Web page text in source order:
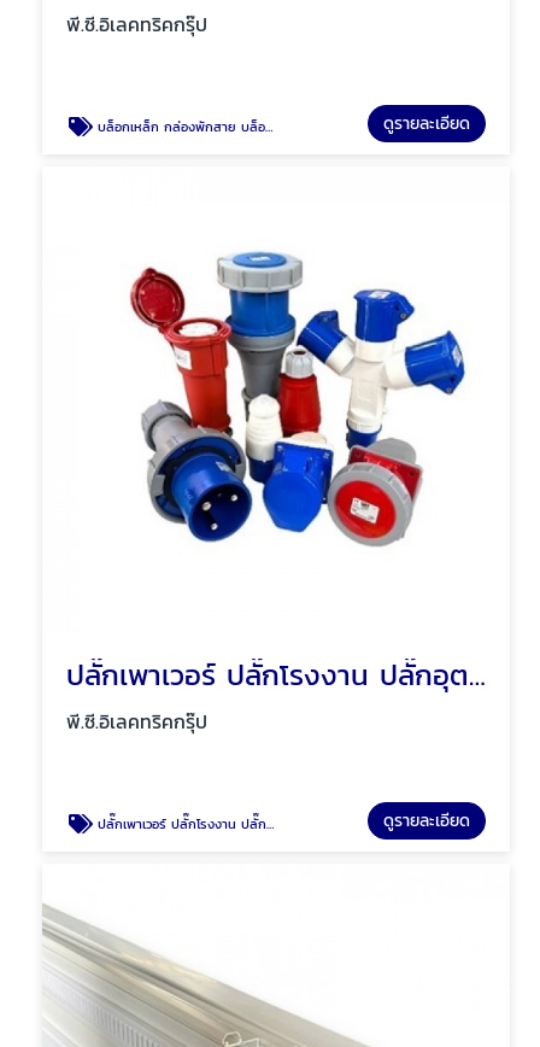
พี.ซี.อิเลคทริคกรุ๊ป
บล็อกเหล็ก กล่องพักสาย บล็อกเหล็กกันน้ำ พัทยา ชลบุรี ดูรายละเอียด
ปลั๊กเพาเวอร์ ปลั๊กโรงงาน ปลั๊กอุตสาหกรรม พัทยา ชลบุรี
พี.ซี.อิเลคทริคกรุ๊ป
ปลั๊กเพาเวอร์ ปลั๊กโรงงาน ปลั๊กอุตสาหกรรม พัทยา ชลบุรี ดูรายละเอียด